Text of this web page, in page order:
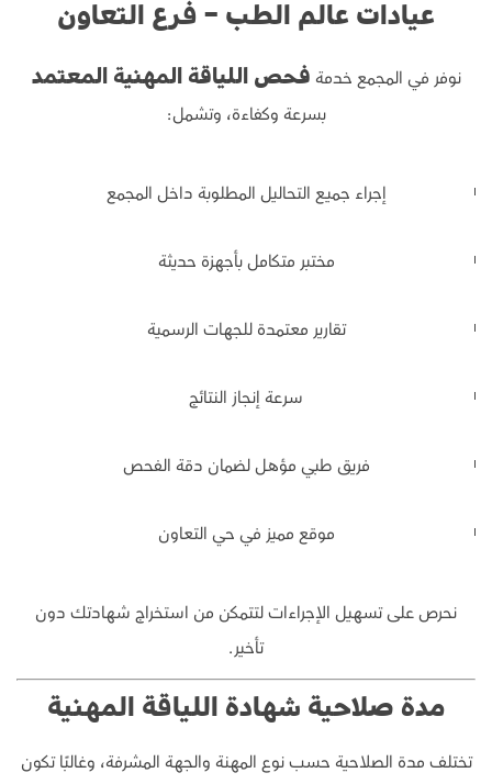
عيادات عالم الطب – فرع التعاون
نوفر في المجمع خدمة فحص اللياقة المهنية المعتمد
بسرعة وكفاءة، وتشمل:
إجراء جميع التحاليل المطلوبة داخل المجمع
مختبر متكامل بأجهزة حديثة
تقارير معتمدة للجهات الرسمية
سرعة إنجاز النتائج
فريق طبي مؤهل لضمان دقة الفحص
موقع مميز في حي التعاون
نحرص على تسهيل الإجراءات لتتمكن من استخراج شهادتك دون
تأخير.
مدة صلاحية شهادة اللياقة المهنية
تختلف مدة الصلاحية حسب نوع المهنة والجهة المشرفة، وغالبًا تكون